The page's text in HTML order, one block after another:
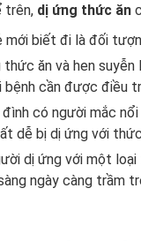
trên, dị ứng thức ăn
biết đi là đối
thức ăn và hen
bệnh cần được điều
có người mắc
dễ bị dị ứng với
dị ứng với một
ngày càng trầm